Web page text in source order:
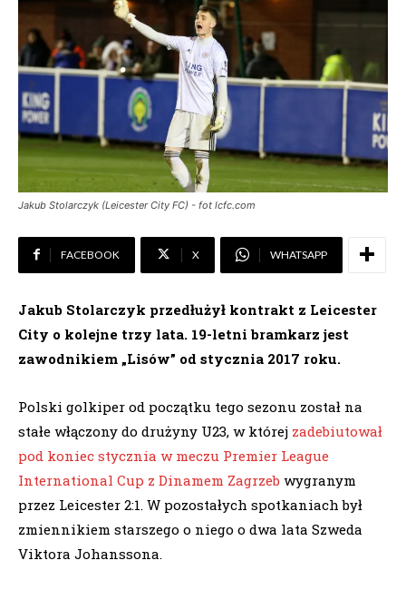
Jakub Stolarczyk (Leicester City FC) - fot lcfc.com
FACEBOOK X WHATSAPP
Jakub Stolarczyk przedłużył kontrakt z Leicester
City o kolejne trzy lata. 19-letni bramkarz jest
zawodnikiem „Lisów” od stycznia 2017 roku.
Polski golkiper od początku tego sezonu został na
stałe włączony do drużyny U23, w której zadebiutował
pod koniec stycznia w meczu Premier League
International Cup z Dinamem Zagrzeb wygranym
przez Leicester 2:1. W pozostałych spotkaniach był
zmiennikiem starszego o niego o dwa lata Szweda
Viktora Johanssona.